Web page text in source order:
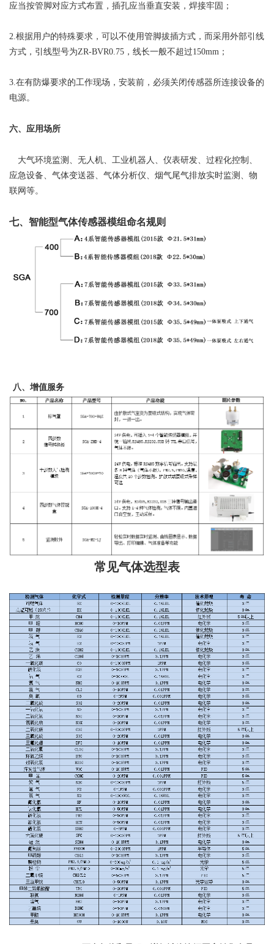
应当按管脚对应方式布置，插孔应当垂直安装，焊接牢固；
2.根据用户的特殊要求，可以不使用管脚拔插方式，而采用外部引线
方式，引线型号为ZR-BVR0.75，线长一般不超过150mm；
3.在有防爆要求的工作现场，安装前，必须关闭传感器所连接设备的
电源。
六、应用场所
大气环境监测、无人机、工业机器人、仪表研发、过程化控制、
应急设备、气体变送器、气体分析仪、烟气尾气排放实时监测、物
联网等。
七、智能型气体传感器模组命名规则
八、增值服务
常见气体选型表